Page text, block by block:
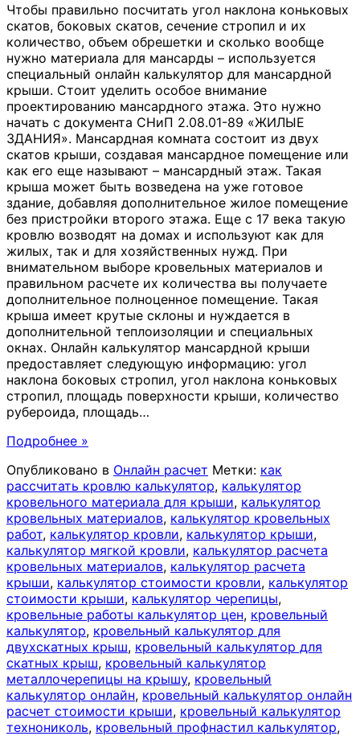
Чтобы правильно посчитать угол наклона коньковых
скатов, боковых скатов, сечение стропил и их
количество, объем обрешетки и сколько вообще
нужно материала для мансарды – используется
специальный онлайн калькулятор для мансардной
крыши. Стоит уделить особое внимание
проектированию мансардного этажа. Это нужно
начать с документа СНиП 2.08.01-89 «ЖИЛЫЕ
ЗДАНИЯ». Мансардная комната состоит из двух
скатов крыши, создавая мансардное помещение или
как его еще называют – мансардный этаж. Такая
крыша может быть возведена на уже готовое
здание, добавляя дополнительное жилое помещение
без пристройки второго этажа. Еще с 17 века такую
кровлю возводят на домах и используют как для
жилых, так и для хозяйственных нужд. При
внимательном выборе кровельных материалов и
правильном расчете их количества вы получаете
дополнительное полноценное помещение. Такая
крыша имеет крутые склоны и нуждается в
дополнительной теплоизоляции и специальных
окнах. Онлайн калькулятор мансардной крыши
предоставляет следующую информацию: угол
наклона боковых стропил, угол наклона коньковых
стропил, площадь поверхности крыши, количество
рубероида, площадь…
Подробнее »
Опубликовано в Онлайн расчет Метки: как
рассчитать кровлю калькулятор, калькулятор
кровельного материала для крыши, калькулятор
кровельных материалов, калькулятор кровельных
работ, калькулятор кровли, калькулятор крыши,
калькулятор мягкой кровли, калькулятор расчета
кровельных материалов, калькулятор расчета
крыши, калькулятор стоимости кровли, калькулятор
стоимости крыши, калькулятор черепицы,
кровельные работы калькулятор цен, кровельный
калькулятор, кровельный калькулятор для
двухскатных крыш, кровельный калькулятор для
скатных крыш, кровельный калькулятор
металлочерепицы на крышу, кровельный
калькулятор онлайн, кровельный калькулятор онлайн
расчет стоимости крыши, кровельный калькулятор
технониколь, кровельный профнастил калькулятор,